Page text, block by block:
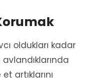
oldukları kadar
artıklarını